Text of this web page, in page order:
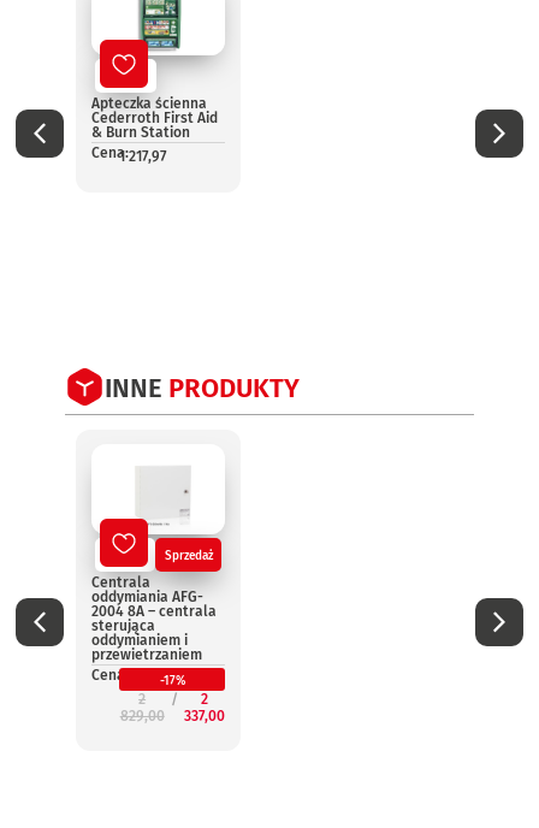
Nowy
Apteczka ścienna
Cederroth First Aid
& Burn Station
Cena:1 217,97
Cena:
INNE PRODUKTY
Nowy Sprzedaż
Centrala
oddymiania AFG-
2004 8A – centrala
sterująca
oddymianiem i
przewietrzaniem
Cena:
-17%
2
829,00
2
337,00